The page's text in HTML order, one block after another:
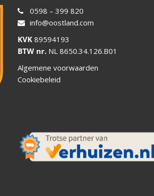
0598 – 399 820
info@oostland.com
KVK 89594193
BTW nr. NL 8650.34.126.B01
Algemene voorwaarden
Cookiebeleid